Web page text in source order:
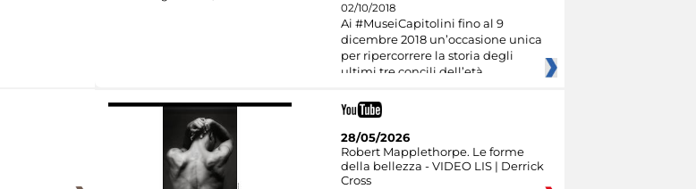
02/10/2018
Ai #MuseiCapitolini fino al 9
dicembre 2018 un’occasione unica
per ripercorrere la storia degli
ultimi tre concili dell’età
28/05/2026
Robert Mapplethorpe. Le forme
della bellezza - VIDEO LIS | Derrick
Cross